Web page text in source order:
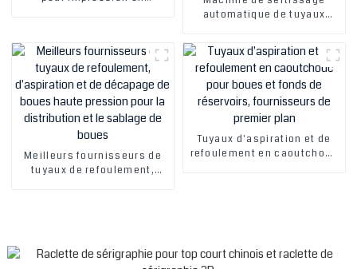
automatique de tuyaux
type DX68/69, 2 pouces, 4
vitesses/6 vitesses, vente
directe d'usine
Meilleurs fournisseurs de
tuyaux de refoulement,
Tuyaux d'aspiration et de
refoulement en caoutchouc